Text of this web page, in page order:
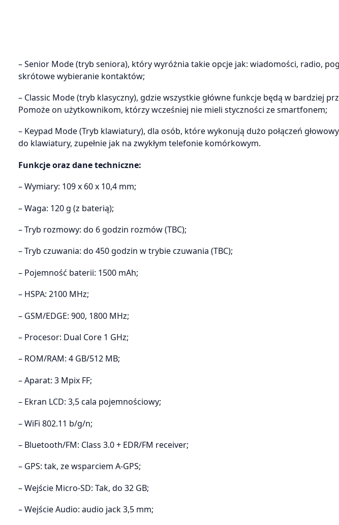
– Senior Mode (tryb seniora), który wyróżnia takie opcje jak: wiadomości, radio,
skrótowe wybieranie kontaktów;
– Classic Mode (tryb klasyczny), gdzie wszystkie główne funkcje będą w bardziej
Pomoże on użytkownikom, którzy wcześniej nie mieli styczności ze smartfonem;
– Keypad Mode (Tryb klawiatury), dla osób, które wykonują dużo połączeń
do klawiatury, zupełnie jak na zwykłym telefonie komórkowym.
Funkcje oraz dane techniczne:
– Wymiary: 109 x 60 x 10,4 mm;
– Waga: 120 g (z baterią);
– Tryb rozmowy: do 6 godzin rozmów (TBC);
– Tryb czuwania: do 450 godzin w trybie czuwania (TBC);
– Pojemność baterii: 1500 mAh;
– HSPA: 2100 MHz;
– GSM/EDGE: 900, 1800 MHz;
– Procesor: Dual Core 1 GHz;
– ROM/RAM: 4 GB/512 MB;
– Aparat: 3 Mpix FF;
– Ekran LCD: 3,5 cala pojemnościowy;
– WiFi 802.11 b/g/n;
– Bluetooth/FM: Class 3.0 + EDR/FM receiver;
– GPS: tak, ze wsparciem A-GPS;
– Wejście Micro-SD: Tak, do 32 GB;
– Wejście Audio: audio jack 3,5 mm;